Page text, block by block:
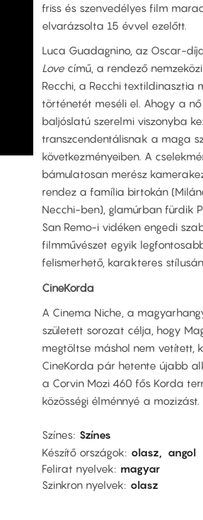
friss és szenvedélyes film
elvarázsolta 15 évvel ezelőtt.
Luca Guadagnino, az Oscar-
Love című, a rendező
Recchi, a Recchi textildinasztia
történetét meséli el. Ahogy a
baljóslatú szerelmi viszonyba
transzcendentálisnak a maga
következményeiben. A
bámulatosan merész
rendez a família birtokán
Necchi-ben), glamúrban fürdik
San Remo-i vidéken engedi
filmművészet egyik
felismerhető, karakteres
CineKorda
A Cinema Niche, a
született sorozat célja, hogy
megtöltse máshol nem vetített,
CineKorda pár hetente újabb
a Corvin Mozi 460 fős Korda
közösségi élménnyé a mozizást.
Színes Színes
Készítő országok
olasz
angol
Felirat nyelvek
magyar
Szinkron nyelvek
olasz